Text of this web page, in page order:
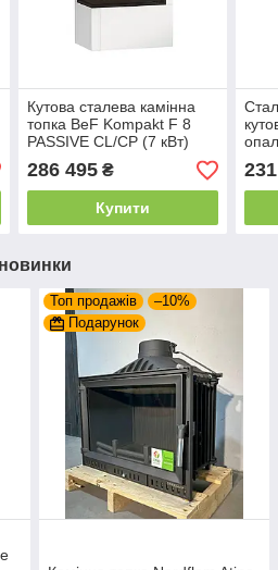
Кутова сталева камінна
топка BeF Kompakt F 8
PASSIVE CL/CP (7 кВт)
286 495₴
Купити
Топ продажів
–10%
Подарунок